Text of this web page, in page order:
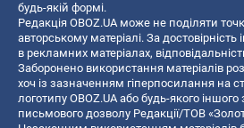
будь-якій формі.
Редакція OBOZ.UA може не поділяти
авторському матеріалі. За достовірність
в рекламних матеріалах,
Заборонено використання матеріалів
хоч із зазначенням гіперпосилання на
логотипу OBOZ.UA або будь-якого
письмового дозволу Редакції/ТОВ